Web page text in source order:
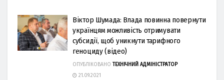
Віктор Шумада: Влада повинна повернути
українцям можливість отримувати
субсидії, щоб уникнути тарифного
геноциду (відео)
ОПУБЛІКОВАНО ТЕХНІЧНИЙ АДМІНІСТРАТОР
21.09.2021